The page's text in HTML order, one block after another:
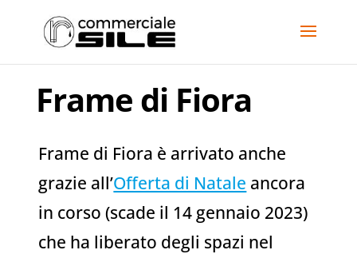
Frame di Fiora
Frame di Fiora è arrivato anche
grazie all’Offerta di Natale ancora
in corso (scade il 14 gennaio 2023)
che ha liberato degli spazi nel